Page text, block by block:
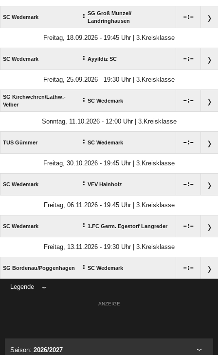
SC Wedemark : SG Groß Munzel/​
Landringhausen
:
Freitag, 18.09.2026 - 19:45 Uhr | 3.Kreisklasse
SC Wedemark : Ayyildiz SC :
Freitag, 25.09.2026 - 19:30 Uhr | 3.Kreisklasse
SG Kirchwehren/​Lathw.-
Velber
: SC Wedemark :
Sonntag, 11.10.2026 - 12:00 Uhr | 3.Kreisklasse
TUS Gümmer : SC Wedemark :
Freitag, 30.10.2026 - 19:45 Uhr | 3.Kreisklasse
SC Wedemark : VFV Hainholz :
Freitag, 06.11.2026 - 19:45 Uhr | 3.Kreisklasse
SC Wedemark : 1.FC Germ. Egestorf Langreder :
Freitag, 13.11.2026 - 19:30 Uhr | 3.Kreisklasse
SG Bordenau/​Poggenhagen : SC Wedemark :
Legende
ANZEIGE
Saison: 2026/2027